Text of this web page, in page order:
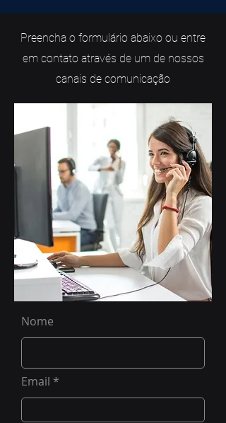
Preencha o formulário abaixo ou entre
em contato através de um de nossos
canais de comunicação
Nome
Email